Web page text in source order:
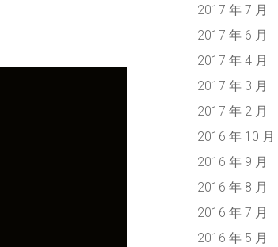
2017 年 7 月
2017 年 6 月
2017 年 4 月
2017 年 3 月
2017 年 2 月
2016 年 10 月
2016 年 9 月
2016 年 8 月
2016 年 7 月
2016 年 5 月